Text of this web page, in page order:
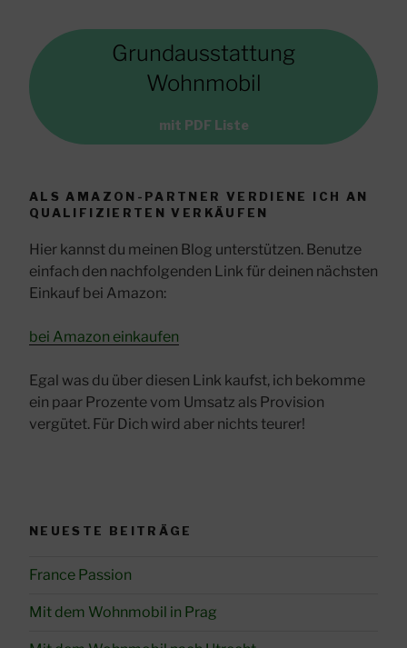
Grundausstattung
Wohnmobil
mit PDF Liste
ALS AMAZON-PARTNER VERDIENE ICH AN
QUALIFIZIERTEN VERKÄUFEN
Hier kannst du meinen Blog unterstützen. Benutze
einfach den nachfolgenden Link für deinen nächsten
Einkauf bei Amazon:
bei Amazon einkaufen
Egal was du über diesen Link kaufst, ich bekomme
ein paar Prozente vom Umsatz als Provision
vergütet. Für Dich wird aber nichts teurer!
NEUESTE BEITRÄGE
France Passion
Mit dem Wohnmobil in Prag